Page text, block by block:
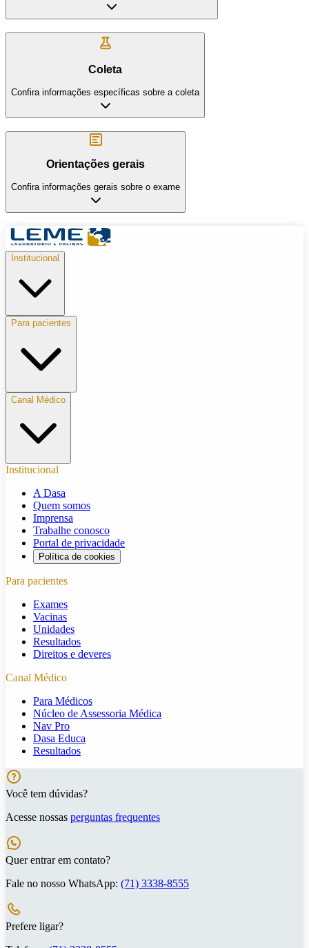
Coleta
Confira informações específicas sobre a coleta
Orientações gerais
Confira informações gerais sobre o exame
Institucional
Para pacientes
Canal Médico
Institucional
A Dasa
Quem somos
Imprensa
Trabalhe conosco
Portal de privacidade
Política de cookies
Para pacientes
Exames
Vacinas
Unidades
Resultados
Direitos e deveres
Canal Médico
Para Médicos
Núcleo de Assessoria Médica
Nav Pro
Dasa Educa
Resultados
Você tem dúvidas?
Acesse nossas perguntas frequentes
Quer entrar em contato?
Fale no nosso WhatsApp: (71) 3338-8555
Prefere ligar?